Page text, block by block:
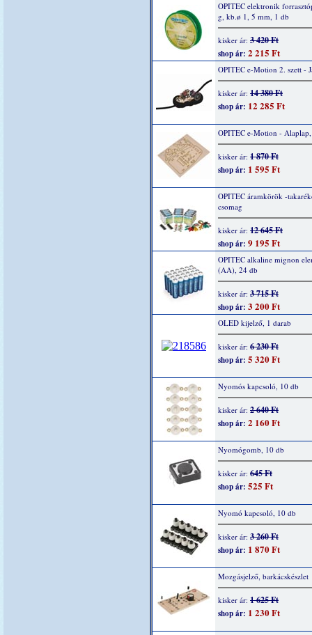
OPITEC elektronik
g, kb.ø 1, 5 mm, 1 db
kisker ár: 3 420 Ft
shop ár: 2 215 Ft
OPITEC e-Motion 2. szett -
kisker ár: 14 380 Ft
shop ár: 12 285 Ft
OPITEC e-Motion -
kisker ár: 1 870 Ft
shop ár: 1 595 Ft
OPITEC áramkörök -
csomag
kisker ár: 12 645 Ft
shop ár: 9 195 Ft
OPITEC alkaline mignon
(AA), 24 db
kisker ár: 3 715 Ft
shop ár: 3 200 Ft
OLED kijelző, 1 darab
kisker ár: 6 230 Ft
shop ár: 5 320 Ft
Nyomós kapcsoló, 10 db
kisker ár: 2 640 Ft
shop ár: 2 160 Ft
Nyomógomb, 10 db
kisker ár: 645 Ft
shop ár: 525 Ft
Nyomó kapcsoló, 10 db
kisker ár: 3 260 Ft
shop ár: 1 870 Ft
Mozgásjelző, barkácskészlet
kisker ár: 1 625 Ft
shop ár: 1 230 Ft